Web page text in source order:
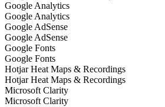
Google Analytics
Google Analytics
Google AdSense
Google AdSense
Google Fonts
Google Fonts
Hotjar Heat Maps & Recordings
Hotjar Heat Maps & Recordings
Microsoft Clarity
Microsoft Clarity